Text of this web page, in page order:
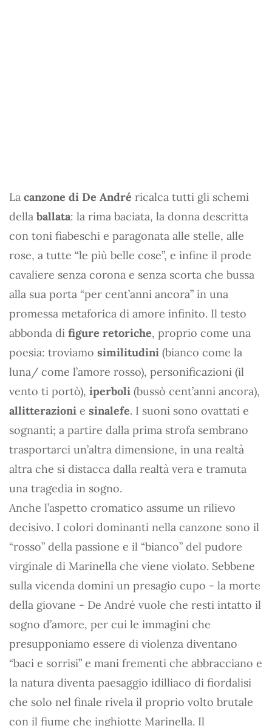
La canzone di De André ricalca tutti gli schemi
della ballata: la rima baciata, la donna descritta
con toni fiabeschi e paragonata alle stelle, alle
rose, a tutte “le più belle cose”, e infine il prode
cavaliere senza corona e senza scorta che bussa
alla sua porta “per cent’anni ancora” in una
promessa metaforica di amore infinito. Il testo
abbonda di figure retoriche, proprio come una
poesia: troviamo similitudini (bianco come la
luna/ come l’amore rosso), personificazioni (il
vento ti portò), iperboli (bussò cent’anni ancora),
allitterazioni e sinalefe. I suoni sono ovattati e
sognanti; a partire dalla prima strofa sembrano
trasportarci un’altra dimensione, in una realtà
altra che si distacca dalla realtà vera e tramuta
una tragedia in sogno.
Anche l’aspetto cromatico assume un rilievo
decisivo. I colori dominanti nella canzone sono il
“rosso” della passione e il “bianco” del pudore
virginale di Marinella che viene violato. Sebbene
sulla vicenda domini un presagio cupo - la morte
della giovane - De André vuole che resti intatto il
sogno d’amore, per cui le immagini che
presupponiamo essere di violenza diventano
“baci e sorrisi” e mani frementi che abbracciano e
la natura diventa paesaggio idilliaco di fiordalisi
che solo nel finale rivela il proprio volto brutale
con il fiume che inghiotte Marinella. Il